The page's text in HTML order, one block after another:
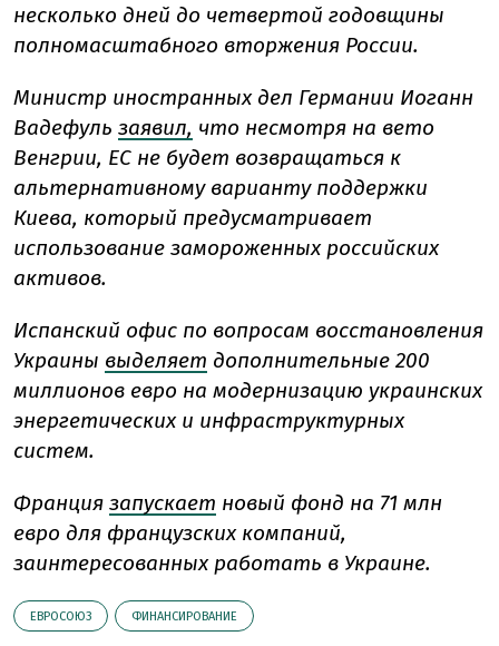
несколько дней до четвертой годовщины
полномасштабного вторжения России.
Министр иностранных дел Германии Иоганн
Вадефуль заявил, что несмотря на вето
Венгрии, ЕС не будет возвращаться к
альтернативному варианту поддержки
Киева, который предусматривает
использование замороженных российских
активов.
Испанский офис по вопросам восстановления
Украины выделяет дополнительные 200
миллионов евро на модернизацию украинских
энергетических и инфраструктурных
систем.
Франция запускает новый фонд на 71 млн
евро для французских компаний,
заинтересованных работать в Украине.
ЕВРОСОЮЗ ФИНАНСИРОВАНИЕ